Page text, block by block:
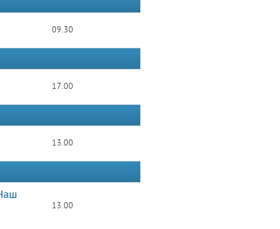
09.30
17.00
13.00
13.00